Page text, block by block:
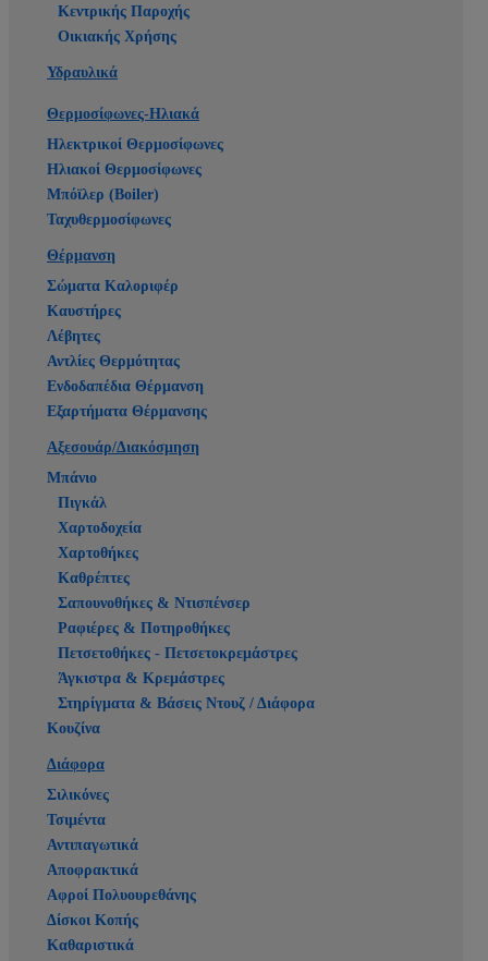
Κεντρικής Παροχής
Οικιακής Χρήσης
Υδραυλικά
Θερμοσίφωνες-Ηλιακά
Ηλεκτρικοί Θερμοσίφωνες
Ηλιακοί Θερμοσίφωνες
Μπόϊλερ (Boiler)
Ταχυθερμοσίφωνες
Θέρμανση
Σώματα Καλοριφέρ
Καυστήρες
Λέβητες
Αντλίες Θερμότητας
Ενδοδαπέδια Θέρμανση
Εξαρτήματα Θέρμανσης
Αξεσουάρ/Διακόσμηση
Μπάνιο
Πιγκάλ
Χαρτοδοχεία
Χαρτοθήκες
Καθρέπτες
Σαπουνοθήκες & Ντισπένσερ
Ραφιέρες & Ποτηροθήκες
Πετσετοθήκες - Πετσετοκρεμάστρες
Άγκιστρα & Κρεμάστρες
Στηρίγματα & Βάσεις Ντουζ / Διάφορα
Κουζίνα
Διάφορα
Σιλικόνες
Τσιμέντα
Αντιπαγωτικά
Αποφρακτικά
Αφροί Πολυουρεθάνης
Δίσκοι Κοπής
Καθαριστικά